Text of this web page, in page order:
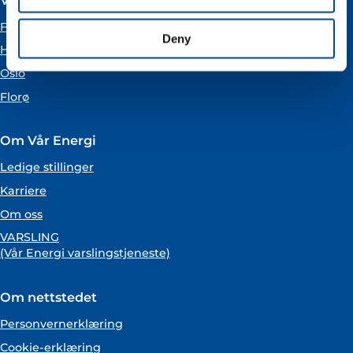
Deny
Forus
Hammerfest
Oslo
Florø
Om Vår Energi
Ledige stillinger
Karriere
Om oss
VARSLING
(Vår Energi varslingstjeneste)
Om nettstedet
Personvernerklæring
Cookie-erklæring